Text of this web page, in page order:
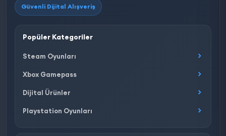
Güvenli Dijital Alışveriş
Popüler Kategoriler
Steam Oyunları
Xbox Gamepass
Dijital Ürünler
Playstation Oyunları